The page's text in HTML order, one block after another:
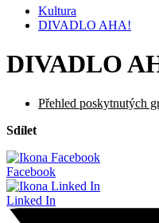
Kultura
DIVADLO AHA!
DIVADLO
Přehled poskytnutých
Sdílet
Facebook
Linked In